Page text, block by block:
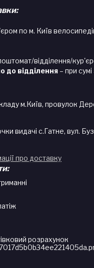
по м. Київ
відділення/
до відділення – при
м.Київ, провулок
видачі с.Гатне, вул.
про доставку
розрахунок